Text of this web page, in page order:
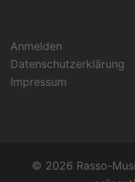
Anmelden
Datenschutzerklärung
Impressum
© 2026 Rasso-